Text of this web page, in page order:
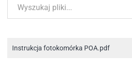
Instrukcja fotokomórka POA.pdf